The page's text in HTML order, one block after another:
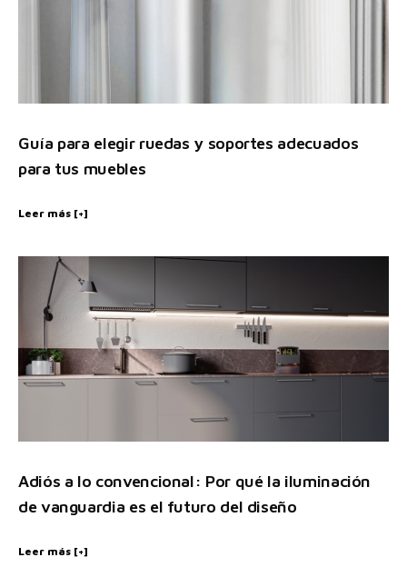
Guía para elegir ruedas y soportes adecuados
para tus muebles
Leer más [+]
Adiós a lo convencional: Por qué la iluminación
de vanguardia es el futuro del diseño
Leer más [+]